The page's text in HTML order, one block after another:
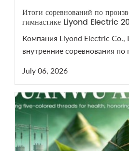
Итоги соревнований по
гимнастике Liyond Electric
Компания Liyond Electric Co.,
внутренние соревнования по
сотрудников.
July 06, 2026